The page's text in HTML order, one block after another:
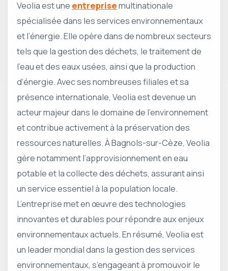
Veolia est une entreprisemultinationale
spécialisée dans les services environnementaux
et l’énergie. Elle opère dans de nombreux secteurs
tels que la gestion des déchets, le traitement de
l’eau et des eaux usées, ainsi que la production
d’énergie. Avec ses nombreuses filiales et sa
présence internationale, Veolia est devenue un
acteur majeur dans le domaine de l’environnement
et contribue activement à la préservation des
ressources naturelles. À Bagnols-sur-Cèze, Veolia
gère notamment l’approvisionnement en eau
potable et la collecte des déchets, assurant ainsi
un service essentiel à la population locale.
L’entreprise met en œuvre des technologies
innovantes et durables pour répondre aux enjeux
environnementaux actuels. En résumé, Veolia est
un leader mondial dans la gestion des services
environnementaux, s’engageant à promouvoir le